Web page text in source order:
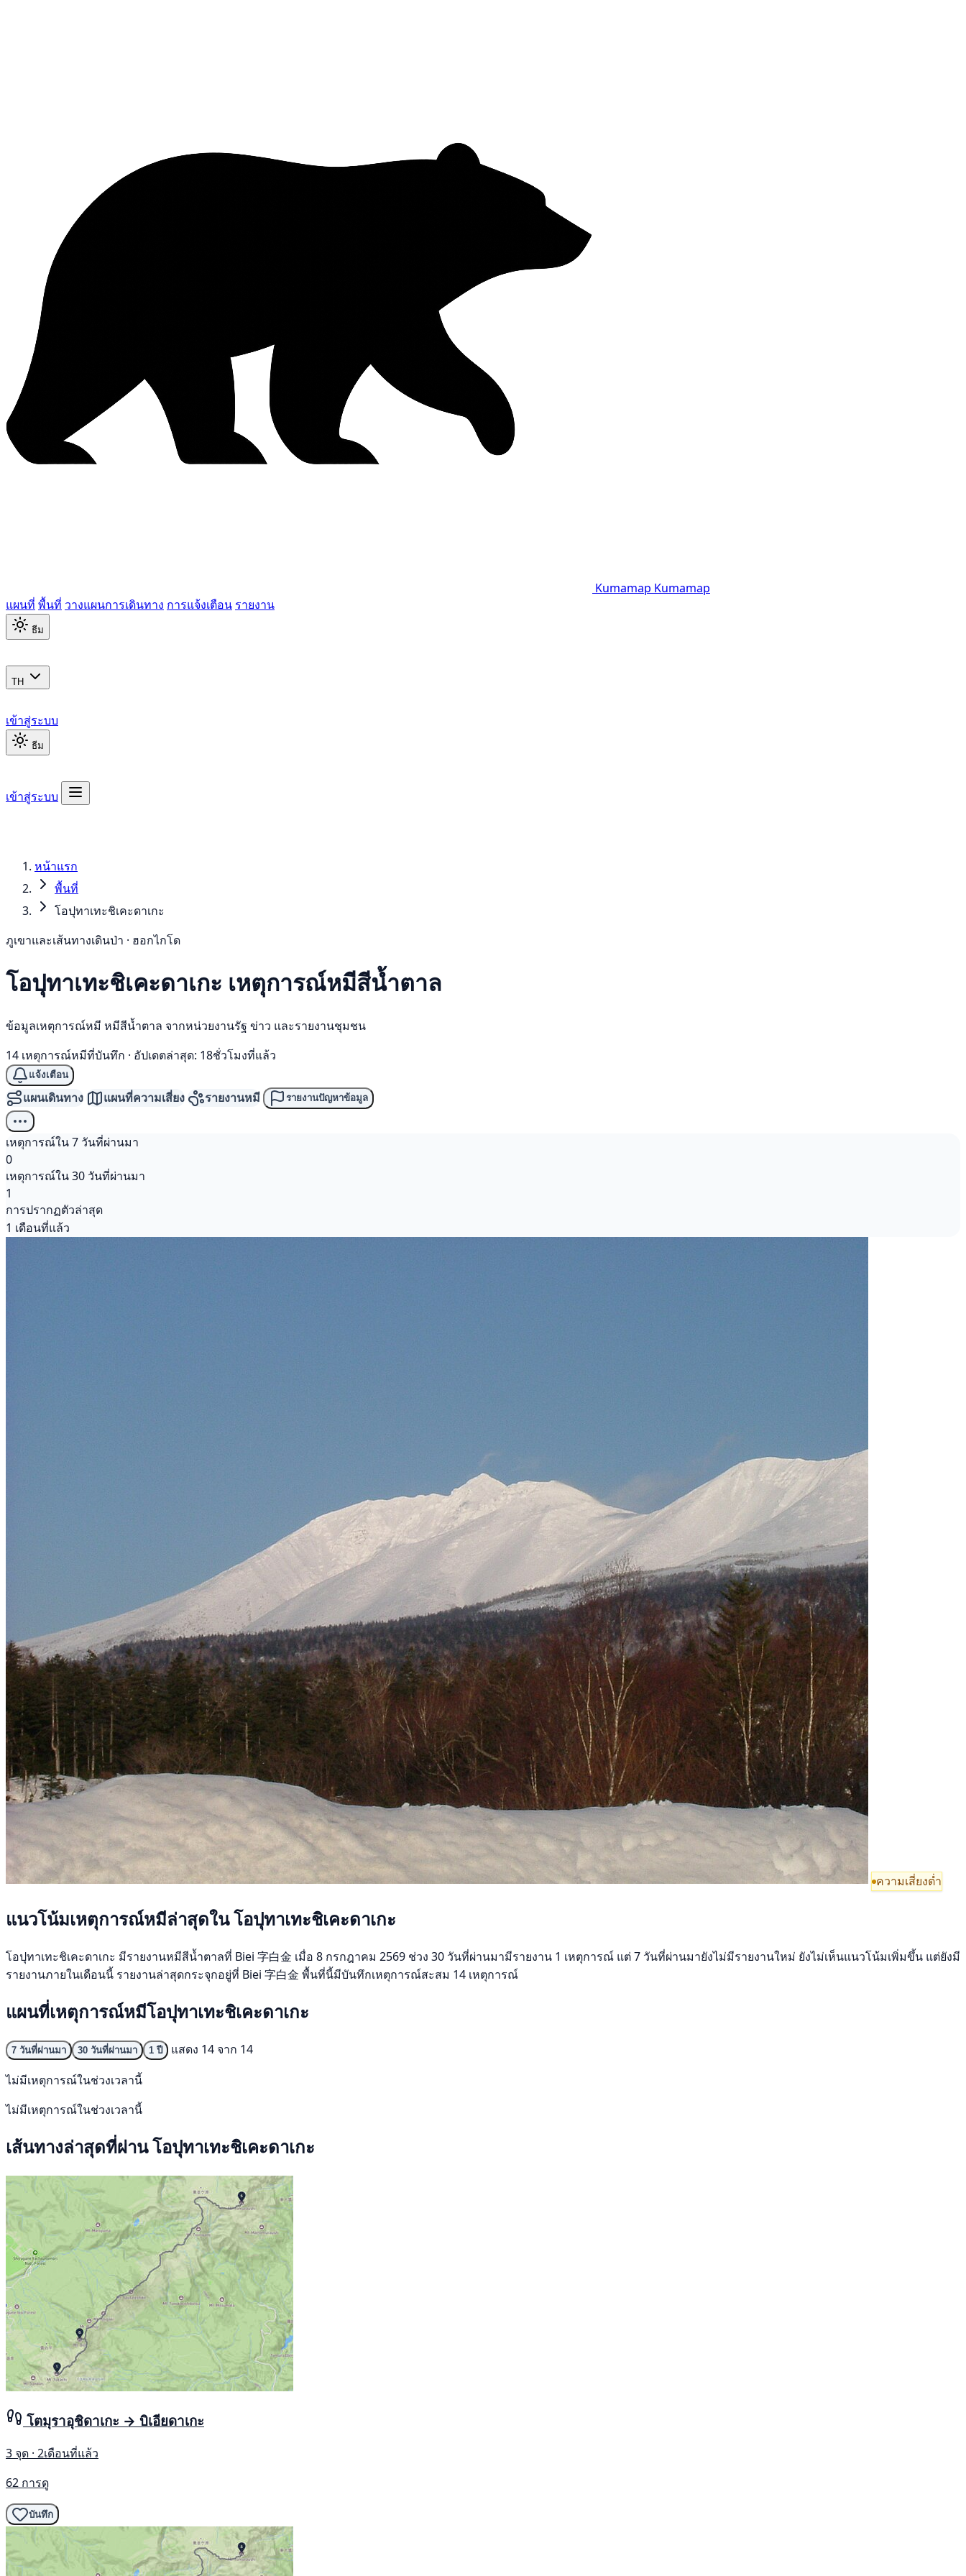
Kumamap Kumamap
แผนที่ พื้นที่ วางแผนการเดินทาง การแจ้งเตือน รายงาน
ธีม
TH
เข้าสู่ระบบ
ธีม
เข้าสู่ระบบ
หน้าแรก
พื้นที่
โอปุทาเทะชิเคะดาเกะ
ภูเขาและเส้นทางเดินป่า · ฮอกไกโด
โอปุทาเทะชิเคะดาเกะ เหตุการณ์หมีสีน้ำตาล
ข้อมูลเหตุการณ์หมี หมีสีน้ำตาล จากหน่วยงานรัฐ ข่าว และรายงานชุมชน
14 เหตุการณ์หมีที่บันทึก · อัปเดตล่าสุด: 18ชั่วโมงที่แล้ว
แจ้งเตือน
แผนเดินทาง แผนที่ความเสี่ยง รายงานหมี รายงานปัญหาข้อมูล
เหตุการณ์ใน 7 วันที่ผ่านมา
0
เหตุการณ์ใน 30 วันที่ผ่านมา
1
การปรากฏตัวล่าสุด
1 เดือนที่แล้ว
ความเสี่ยงต่ำ
แนวโน้มเหตุการณ์หมีล่าสุดใน โอปุทาเทะชิเคะดาเกะ
โอปุทาเทะชิเคะดาเกะ มีรายงานหมีสีน้ำตาลที่ Biei 字白金 เมื่อ 8 กรกฎาคม 2569 ช่วง 30 วันที่ผ่านมามีรายงาน 1 เหตุการณ์ แต่ 7 วันที่ผ่านมายังไม่มีรายงานใหม่ ยังไม่เห็นแนวโน้มเพิ่มขึ้น แต่ยังมี
รายงานภายในเดือนนี้ รายงานล่าสุดกระจุกอยู่ที่ Biei 字白金 พื้นที่นี้มีบันทึกเหตุการณ์สะสม 14 เหตุการณ์
แผนที่เหตุการณ์หมีโอปุทาเทะชิเคะดาเกะ
7 วันที่ผ่านมา 30 วันที่ผ่านมา 1 ปี
แสดง 14 จาก 14
ไม่มีเหตุการณ์ในช่วงเวลานี้
ไม่มีเหตุการณ์ในช่วงเวลานี้
เส้นทางล่าสุดที่ผ่าน โอปุทาเทะชิเคะดาเกะ
โตมุราอุชิดาเกะ → บิเอียดาเกะ
3 จุด · 2เดือนที่แล้ว
62 การดู
บันทึก